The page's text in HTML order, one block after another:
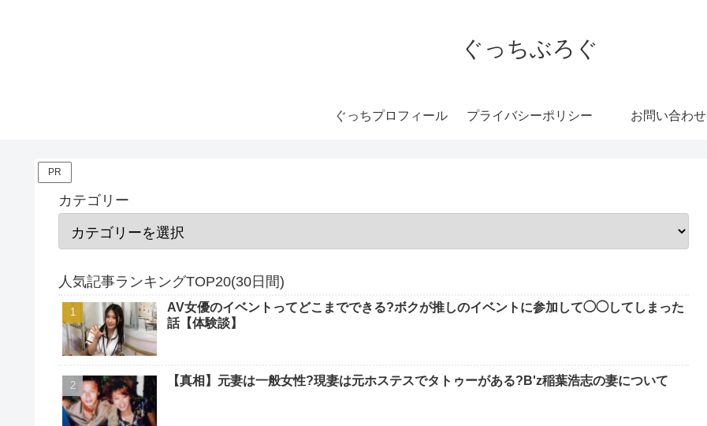
ぐっちぶろぐ
ぐっちプロフィール プライバシーポリシー お問い合わせ
PR
カテゴリー
人気記事ランキングTOP20(30日間)
AV女優のイベントってどこまでできる?ボクが推しのイベントに参加して◯◯してしまった
話【体験談】
【真相】元妻は一般女性?現妻は元ホステスでタトゥーがある?B'z稲葉浩志の妻について